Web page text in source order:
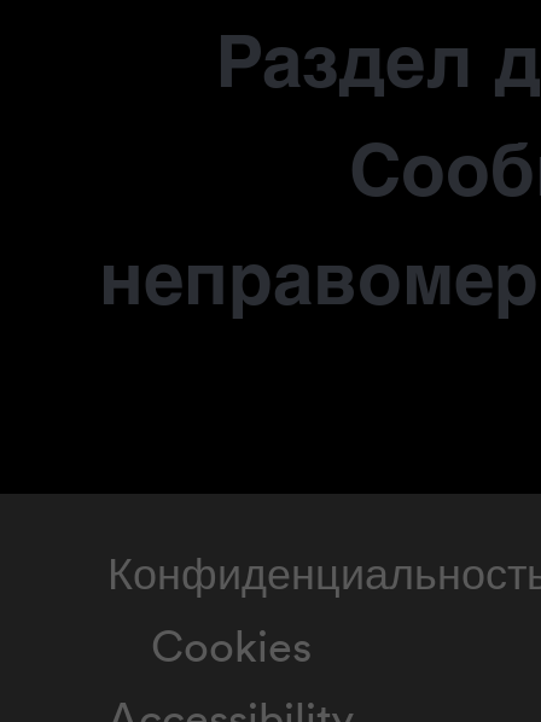
Раздел
Cookies